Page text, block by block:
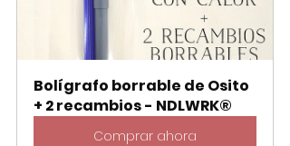
Bolígrafo borrable de Osito
+ 2 recambios - NDLWRK®
Comprar ahora